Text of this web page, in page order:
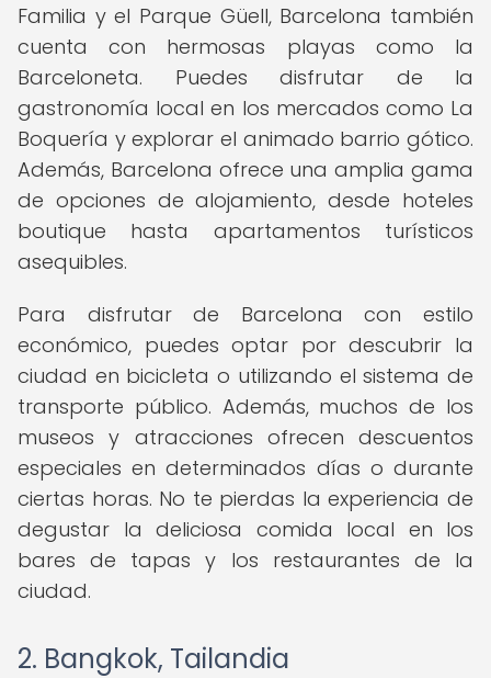
Familia y el Parque Güell, Barcelona también
cuenta con hermosas playas como la
Barceloneta. Puedes disfrutar de la
gastronomía local en los mercados como La
Boquería y explorar el animado barrio gótico.
Además, Barcelona ofrece una amplia gama
de opciones de alojamiento, desde hoteles
boutique hasta apartamentos turísticos
asequibles.
Para disfrutar de Barcelona con estilo
económico, puedes optar por descubrir la
ciudad en bicicleta o utilizando el sistema de
transporte público. Además, muchos de los
museos y atracciones ofrecen descuentos
especiales en determinados días o durante
ciertas horas. No te pierdas la experiencia de
degustar la deliciosa comida local en los
bares de tapas y los restaurantes de la
ciudad.
2. Bangkok, Tailandia